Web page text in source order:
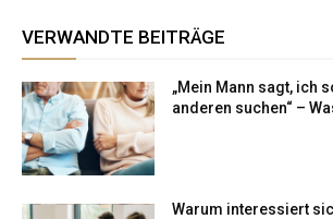
VERWANDTE BEITRÄGE
„Mein Mann sagt, ich
anderen suchen“ –
Warum interessiert